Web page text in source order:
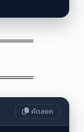
คัดลอก